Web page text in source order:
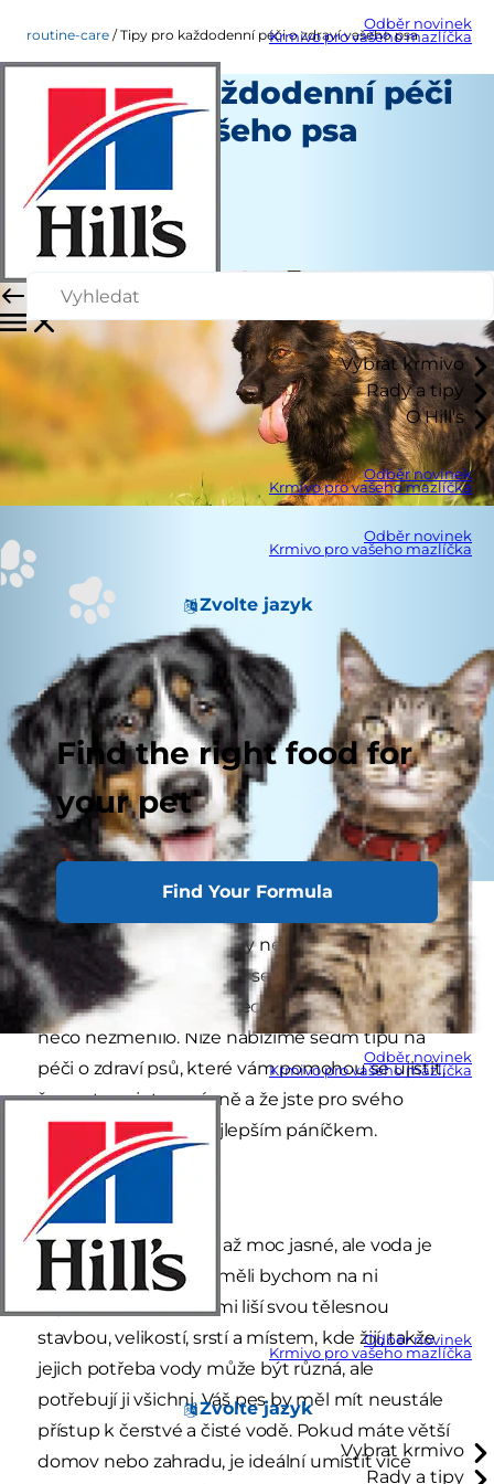
Odběr novinek
Krmivo pro vašeho mazlíčka
Vybrat krmivo
Rady a tipy
O Hill's
Odběr novinek
Krmivo pro vašeho mazlíčka
Odběr novinek
Krmivo pro vašeho mazlíčka
Zvolte jazyk
Find the right food for
your pet
Find Your Formula
Odběr novinek
Krmivo pro vašeho mazlíčka
Odběr novinek
Krmivo pro vašeho mazlíčka
Zvolte jazyk
Vybrat krmivo
Rady a tipy
routine-care Tipy pro každodenní péči o zdraví vašeho psa
Tipy pro každodenní péči
o zdraví vašeho psa
Běžná péče
Chrissie Klinger
|
Duben 28, 2025
Všichni chceme být těmi nejlepšími majiteli
domácích mazlíčků, a i vy nejspíše víte, o čem je
řeč. Někdy je však dobré se pozastavit a zeptat
se sám sebe, zda vám něco neuniká nebo zda se
něco nezměnilo. Níže nabízíme sedm tipů na
péči o zdraví psů, které vám pomohou se ujistit,
že postupujete správně a že jste pro svého
mazlíčka stále tím nejlepším páníčkem.
1. Voda
Může se zdát, že je to až moc jasné, ale voda je
základem života a neměli bychom na ni
zapomínat. Psi se velmi liší svou tělesnou
stavbou, velikostí, srstí a místem, kde žijí, takže
jejich potřeba vody může být různá, ale
potřebují ji všichni. Váš pes by měl mít neustále
přístup k čerstvé a čisté vodě. Pokud máte větší
domov nebo zahradu, je ideální umístit více